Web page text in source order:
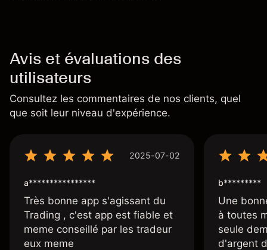
Avis et évaluations des
utilisateurs
Consultez les commentaires de nos clients, quel
que soit leur niveau d'expérience.
2025-07-02
a****************
Très bonne app s'agissant du
Trading , c'est app est fiable et
meme conseillé par les tradeur
eux meme
b*********
Une
à toutes
seule
d'argent